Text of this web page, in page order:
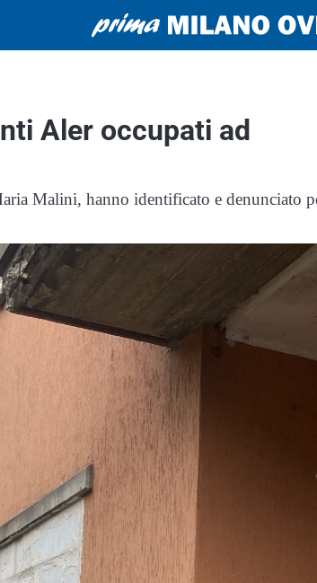
Aler occupati ad
Malini, hanno identificato e denunciato